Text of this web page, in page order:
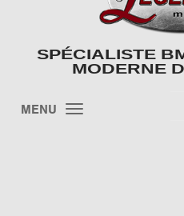
SPÉCIALISTE
MODERNE
MENU